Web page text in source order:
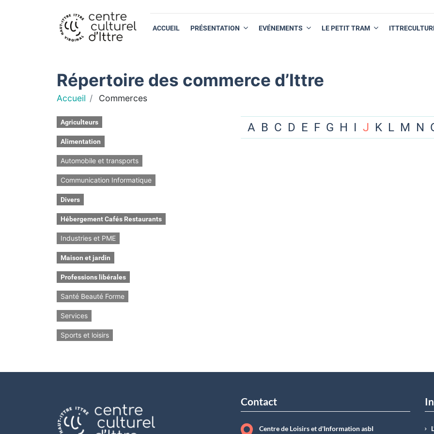
ACCUEIL PRÉSENTATION EVÉNEMENTS LE PETIT TRAM
Répertoire des commerce d’Ittre
Accueil Commerces
Agriculteurs
Alimentation
Automobile et transports
Communication Informatique
Divers
Hébergement Cafés Restaurants
Industries et PME
Maison et jardin
Professions libérales
Santé Beauté Forme
Services
Sports et loisirs
A B C D E F G H I J K L M N
Contact
Centre de Loisirs et d'Information asbI